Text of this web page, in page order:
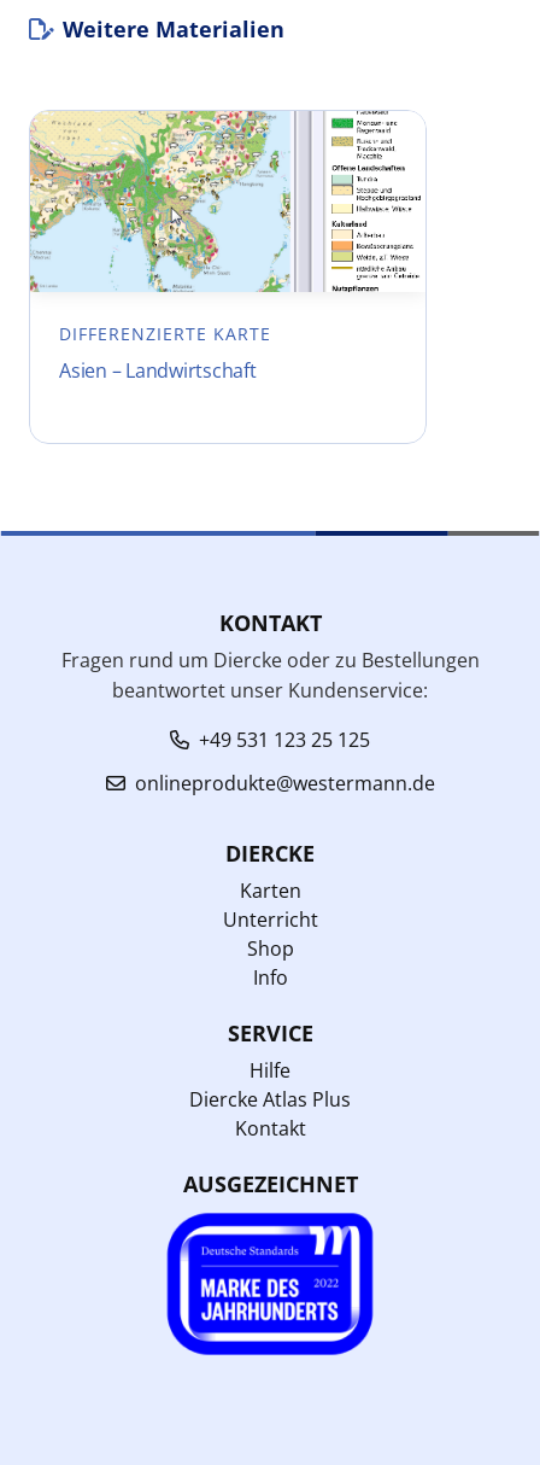
Weitere Materialien
DIFFERENZIERTE KARTE
Asien – Landwirtschaft
KONTAKT
Fragen rund um Diercke oder zu Bestellungen
beantwortet unser Kundenservice:
+49 531 123 25 125
onlineprodukte@westermann.de
DIERCKE
Karten
Unterricht
Shop
Info
SERVICE
Hilfe
Diercke Atlas Plus
Kontakt
AUSGEZEICHNET